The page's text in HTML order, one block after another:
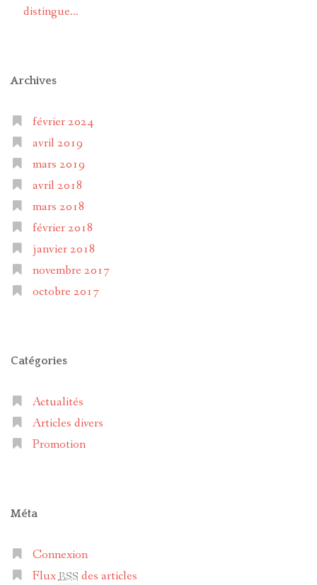
distingue…
Archives
février 2024
avril 2019
mars 2019
avril 2018
mars 2018
février 2018
janvier 2018
novembre 2017
octobre 2017
Catégories
Actualités
Articles divers
Promotion
Méta
Connexion
FluxRSS des articles